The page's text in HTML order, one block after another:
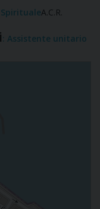
A.C.R.
: Assistente unitario